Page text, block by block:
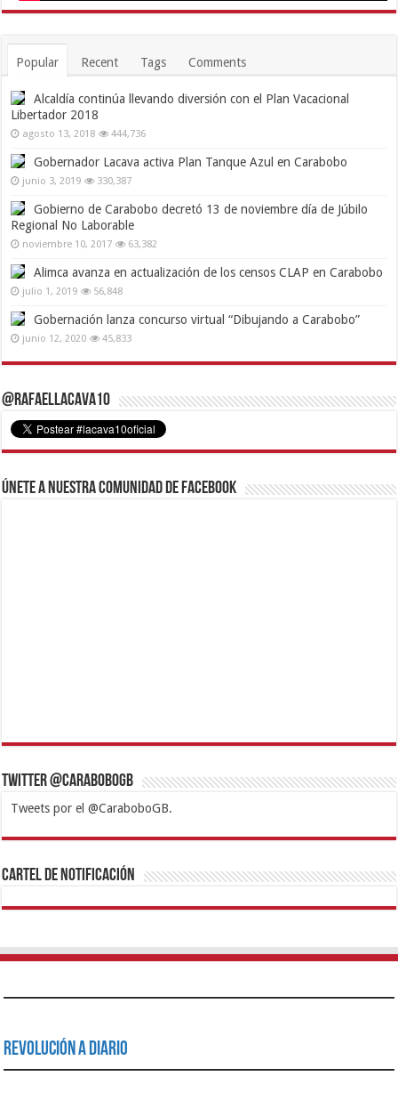
Popular Recent Tags Comments
Alcaldía continúa llevando diversión con el Plan Vacacional
Libertador 2018
agosto 13, 2018 444,736
Gobernador Lacava activa Plan Tanque Azul en Carabobo
junio 3, 2019 330,387
Gobierno de Carabobo decretó 13 de noviembre día de Júbilo
Regional No Laborable
noviembre 10, 2017 63,382
Alimca avanza en actualización de los censos CLAP en Carabobo
julio 1, 2019 56,848
Gobernación lanza concurso virtual “Dibujando a Carabobo”
junio 12, 2020 45,833
@RafaelLacava10
Únete a nuestra comunidad de Facebook
Twitter @CaraboboGB
Tweets por el @CaraboboGB.
1xbetBetturkeyBetistKralbetSupertotobetTipobetMatadorbetMariobet
https://mvbcasino.com/
Cartel de Notificación
Revolución a Diario